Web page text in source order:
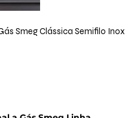
Smeg Clássica Semifilo Inox